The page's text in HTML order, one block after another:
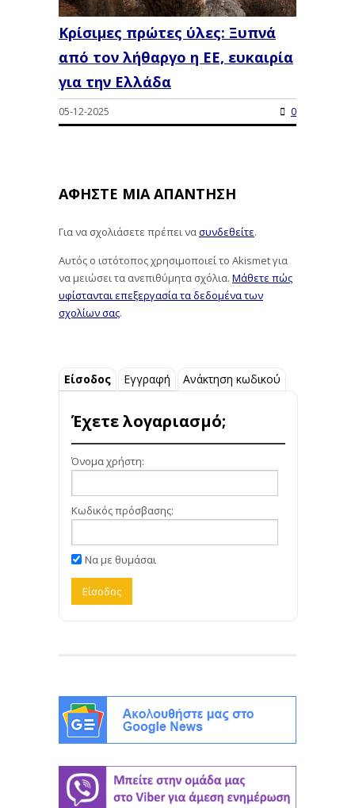
Κρίσιμες πρώτες ύλες: Ξυπνά
από τον λήθαργο η ΕΕ, ευκαιρία
για την Ελλάδα
05-12-2025 0
ΑΦΉΣΤΕ ΜΙΑ ΑΠΆΝΤΗΣΗ
Για να σχολιάσετε πρέπει νασυνδεθείτε.
Αυτός ο ιστότοπος χρησιμοποιεί το Akismet για
να μειώσει τα ανεπιθύμητα σχόλια. Μάθετε πώς
υφίστανται επεξεργασία τα δεδομένα των
σχολίων σας.
Είσοδος Εγγραφή Ανάκτηση κωδικού
Έχετε λογαριασμό;
Όνομα χρήστη:
Κωδικός πρόσβασης:
Να με θυμάσαι